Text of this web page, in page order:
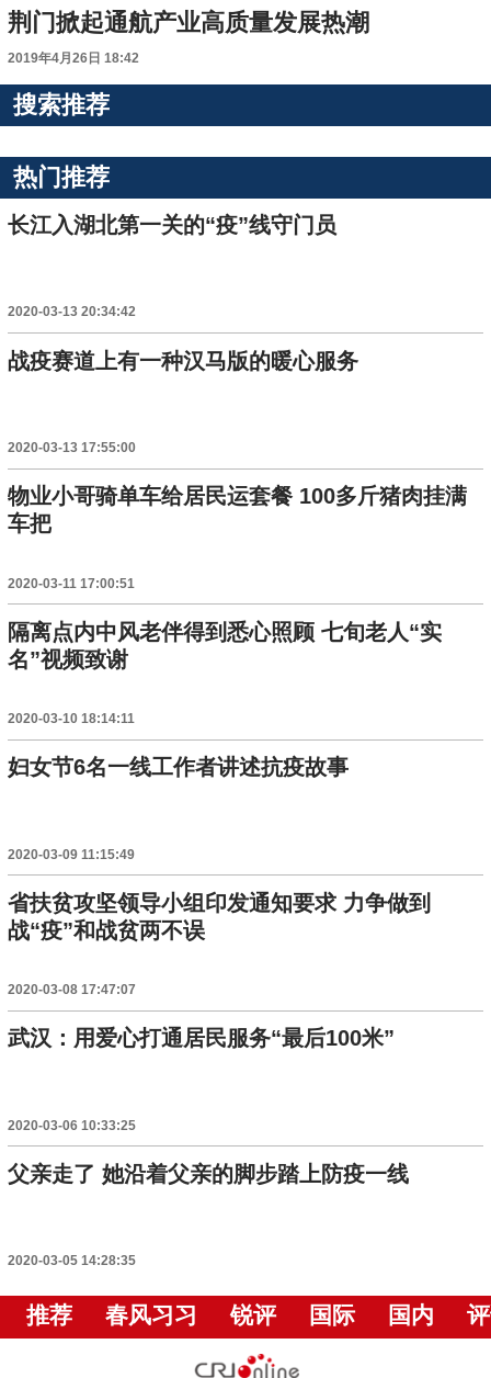
荆门掀起通航产业高质量发展热潮
2019年4月26日 18:42
搜索推荐
热门推荐
长江入湖北第一关的“疫”线守门员
2020-03-13 20:34:42
战疫赛道上有一种汉马版的暖心服务
2020-03-13 17:55:00
物业小哥骑单车给居民运套餐 100多斤猪肉挂满
车把
2020-03-11 17:00:51
隔离点内中风老伴得到悉心照顾 七旬老人“实
名”视频致谢
2020-03-10 18:14:11
妇女节6名一线工作者讲述抗疫故事
2020-03-09 11:15:49
省扶贫攻坚领导小组印发通知要求 力争做到
战“疫”和战贫两不误
2020-03-08 17:47:07
武汉：用爱心打通居民服务“最后100米”
2020-03-06 10:33:25
父亲走了 她沿着父亲的脚步踏上防疫一线
2020-03-05 14:28:35
推荐 春风习习 锐评 国际 国内